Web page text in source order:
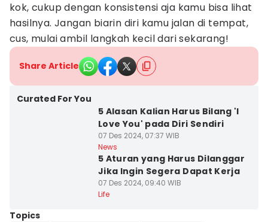
kok, cukup dengan konsistensi aja kamu bisa lihat
hasilnya. Jangan biarin diri kamu jalan di tempat,
cus, mulai ambil langkah kecil dari sekarang!
Share Article
Curated For You
5 Alasan Kalian Harus Bilang 'I
Love You' pada Diri Sendiri
07 Des 2024, 07:37 WIB
News
5 Aturan yang Harus Dilanggar
Jika Ingin Segera Dapat Kerja
07 Des 2024, 09:40 WIB
Life
Topics